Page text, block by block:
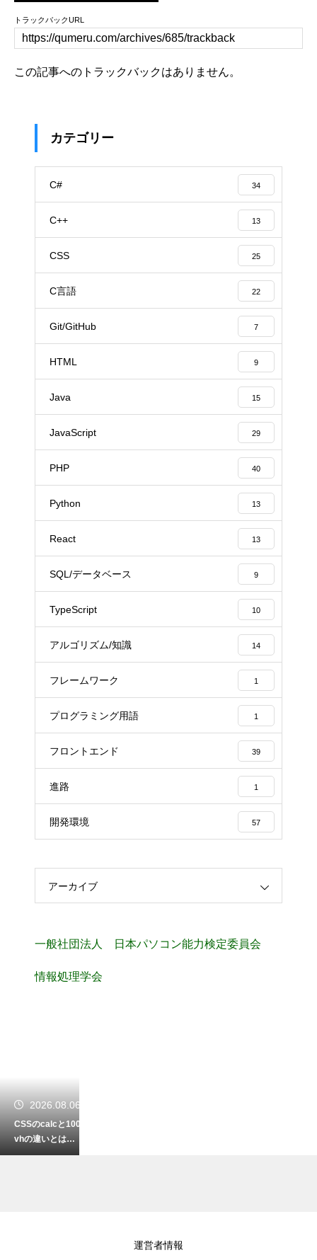
トラックバックURL
この記事へのトラックバックはありません。
カテゴリー
C# 34
C++ 13
CSS 25
C言語 22
Git/GitHub 7
HTML 9
Java 15
JavaScript 29
PHP 40
Python 13
React 13
SQL/データベース 9
TypeScript 10
アルゴリズム/知識 14
フレームワーク 1
プログラミング用語 1
フロントエンド 39
進路 1
開発環境 57
アーカイブ
一般社団法人 日本パソコン能力検定委員会
情報処理学会
2026.08.06
CSSのcalcと100
vhの違いとは？
画面の高さ指定
運営者情報